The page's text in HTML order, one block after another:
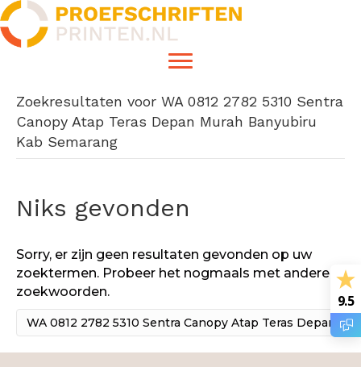
Zoekresultaten voor WA 0812 2782 5310 Sentra
Canopy Atap Teras Depan Murah Banyubiru
Kab Semarang
Niks gevonden
Sorry, er zijn geen resultaten gevonden op uw
zoektermen. Probeer het nogmaals met andere
zoekwoorden.
9.5